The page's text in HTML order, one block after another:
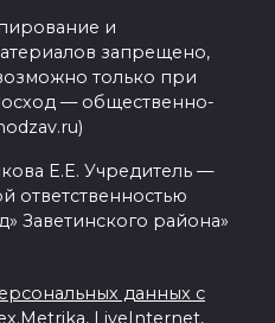
и
запрещено,
только при
— общественно-
Е.Е. Учредитель —
ответственностью
Заветинского района»
данных с
LiveInternet,